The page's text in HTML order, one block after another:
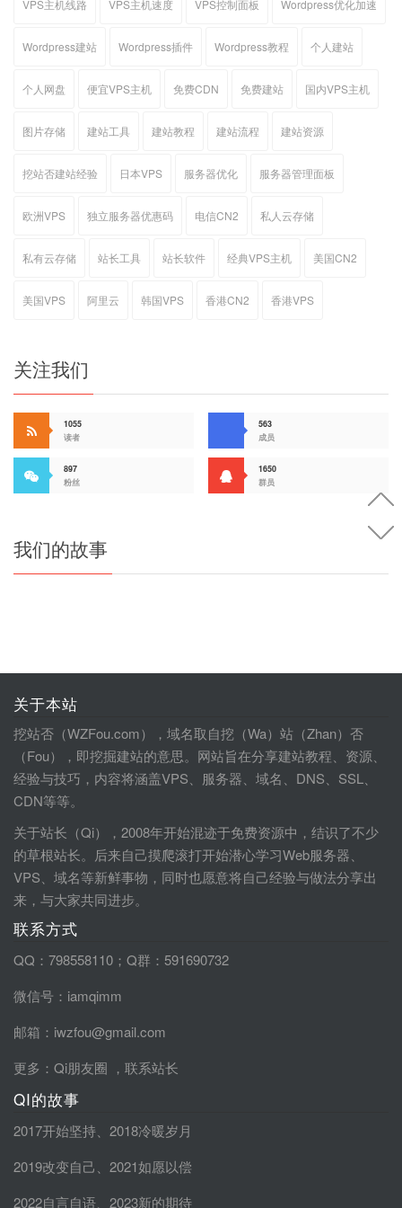
VPS主机线路 VPS主机速度 VPS控制面板 Wordpress优化加速
Wordpress建站 Wordpress插件 Wordpress教程 个人建站
个人网盘 便宜VPS主机 免费CDN 免费建站 国内VPS主机
图片存储 建站工具 建站教程 建站流程 建站资源
挖站否建站经验 日本VPS 服务器优化 服务器管理面板
欧洲VPS 独立服务器优惠码 电信CN2 私人云存储
私有云存储 站长工具 站长软件 经典VPS主机 美国CN2
美国VPS 阿里云 韩国VPS 香港CN2 香港VPS
关注我们
1055
读者
563
成员
897
粉丝
1650
群员
我们的故事
关于本站
挖站否（WZFou.com），域名取自挖（Wa）站（Zhan）否
（Fou），即挖掘建站的意思。网站旨在分享建站教程、资源、
经验与技巧，内容将涵盖VPS、服务器、域名、DNS、SSL、
CDN等等。
关于站长（Qi），2008年开始混迹于免费资源中，结识了不少
的草根站长。后来自己摸爬滚打开始潜心学习Web服务器、
VPS、域名等新鲜事物，同时也愿意将自己经验与做法分享出
来，与大家共同进步。
联系方式
QQ：798558110；Q群：591690732
微信号：iamqimm
邮箱：iwzfou@gmail.com
更多： Qi朋友圈 ， 联系站长
QI的故事
2017开始坚持、 2018冷暖岁月
2019改变自己、 2021如愿以偿
2022自言自语、 2023新的期待